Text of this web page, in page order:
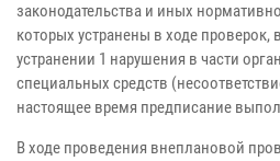
законодательства и иных
которых устранены в ходе
устранении 1 нарушения в части
специальных средств
настоящее время предписание
В ходе проведения внеплановой